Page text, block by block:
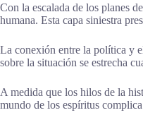
Con la escalada de los planes
humana. Esta capa siniestra
La conexión entre la política y
sobre la situación se estrecha
A medida que los hilos de la
mundo de los espíritus